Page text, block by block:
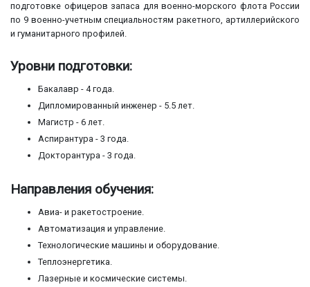
подготовке офицеров запаса для военно-морского флота России
по 9 военно-учетным специальностям ракетного, артиллерийского
и гуманитарного профилей.
Уровни подготовки:
Бакалавр - 4 года.
Дипломированный инженер - 5.5 лет.
Магистр - 6 лет.
Аспирантура - 3 года.
Докторантура - 3 года.
Направления обучения:
Авиа- и ракетостроение.
Автоматизация и управление.
Технологические машины и оборудование.
Теплоэнергетика.
Лазерные и космические системы.